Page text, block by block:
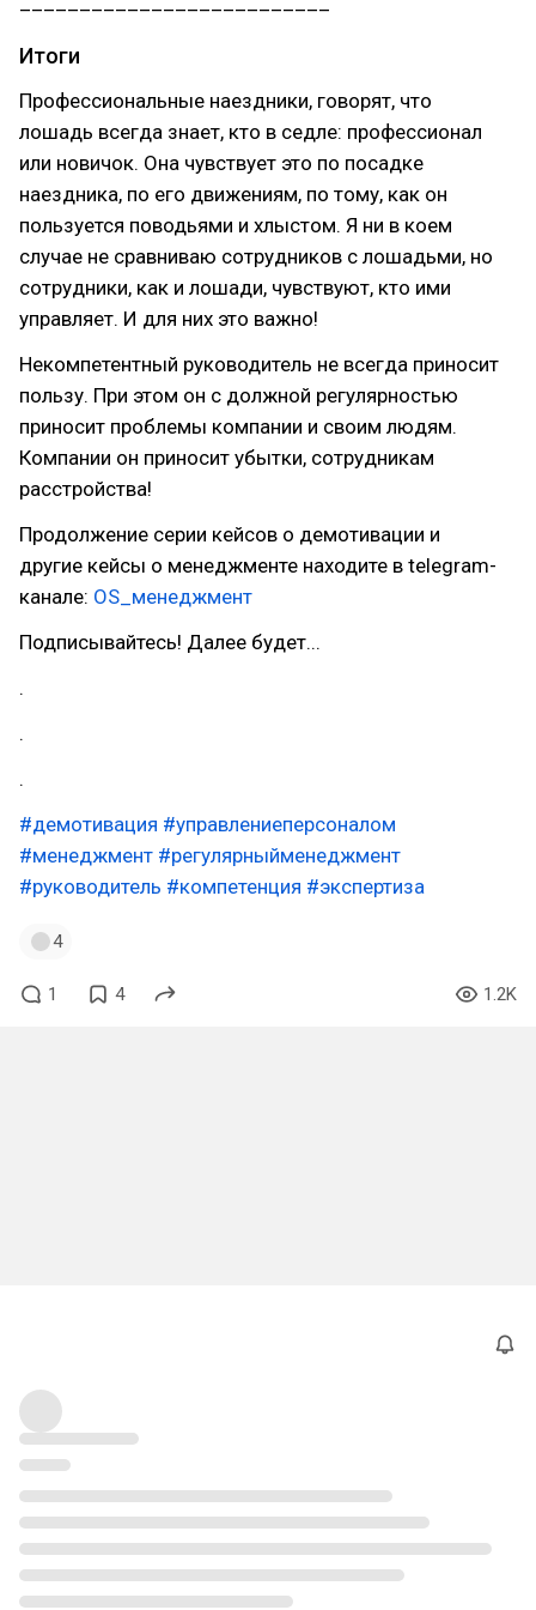
Итоги
Профессиональные наездники, говорят, что
лошадь всегда знает, кто в седле: профессионал
или новичок. Она чувствует это по посадке
наездника, по его движениям, по тому, как он
пользуется поводьями и хлыстом. Я ни в коем
случае не сравниваю сотрудников с лошадьми, но
сотрудники, как и лошади, чувствуют, кто ими
управляет. И для них это важно!
Некомпетентный руководитель не всегда приносит
пользу. При этом он с должной регулярностью
приносит проблемы компании и своим людям.
Компании он приносит убытки, сотрудникам
расстройства!
Продолжение серии кейсов о демотивации и
другие кейсы о менеджменте находите в telegram-
канале: OS_менеджмент
Подписывайтесь! Далее будет...
.
.
.
#демотивация #управлениеперсоналом
#менеджмент #регулярныйменеджмент
#руководитель #компетенция #экспертиза
4
1 4 1.2K